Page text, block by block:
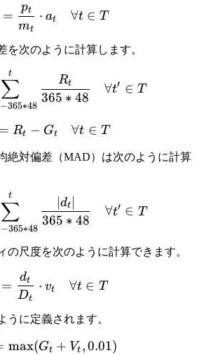
R_t = \frac{p_t}{m_t}
=
mt
pt ⋅ at ∀t ∈ T
を次のように計算します。
G_{t'} = \sum_{t=t'-
−365∗48
∑
t
365 ∗ 48
Rt ∀t′ ∈ T
d_{t} = R_{t} - G_t
= Rt − Gt ∀t ∈ T
絶対偏差（MAD）は次のように計算
D_{t'} = \sum_{t=t'-
−365∗48
∑
t
365 ∗ 48
∣dt ∣
∀t′ ∈ T
の尺度を次のように計算できます。
V_t = \frac{d_t}{D_t}
=
Dt
dt ⋅ vt ∀t ∈ T
うに定義されます。
P_t = \max(G_t + V_t,
max(Gt + Vt ,0.01)